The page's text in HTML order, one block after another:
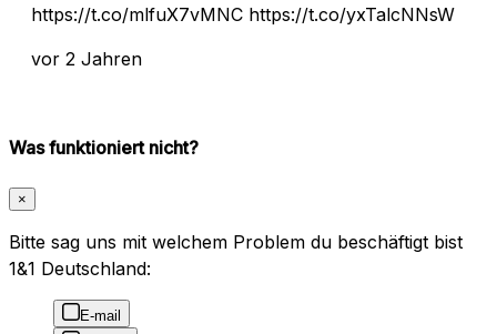
https://t.co/mlfuX7vMNC https://t.co/yxTalcNNsW
vor 2 Jahren
Was funktioniert nicht?
×
Bitte sag uns mit welchem Problem du beschäftigt bist
1&1 Deutschland:
E-mail